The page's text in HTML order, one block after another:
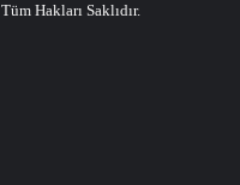
Tüm Hakları Saklıdır.